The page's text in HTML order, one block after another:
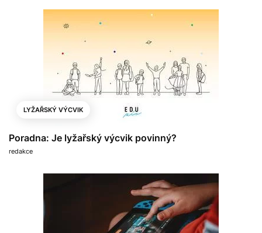
LYŽAŘSKÝ VÝCVIK
Poradna: Je lyžařský výcvik povinný?
redakce